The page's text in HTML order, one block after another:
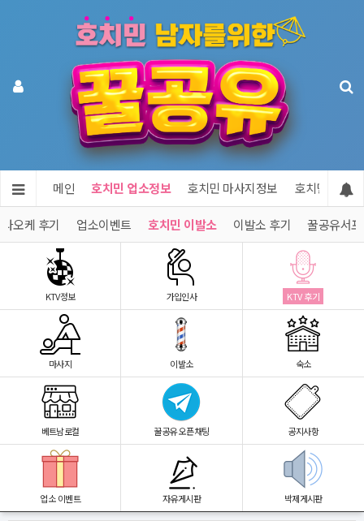
메인 호치민 업소정보 호치민 마사지정보 호치민 숙소
오케 후기 업소이벤트 호치민 이발소 이발소 후기 꿀공유서
KTV정보 가입인사 KTV 후기
마사지 이발소 숙소
베트남로컬 꿀공유 오픈채팅 공지사항
업소 이벤트 자유게시판 박제게시판